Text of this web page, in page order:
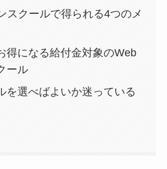
スクールで得られる4つのメ
得になる給付金対象のWeb
ール
を選べばよいか迷っている